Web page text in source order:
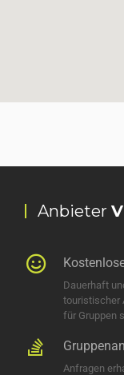
Anbieter
Dauerhaft
touristischer
für Gruppen
Anfragen